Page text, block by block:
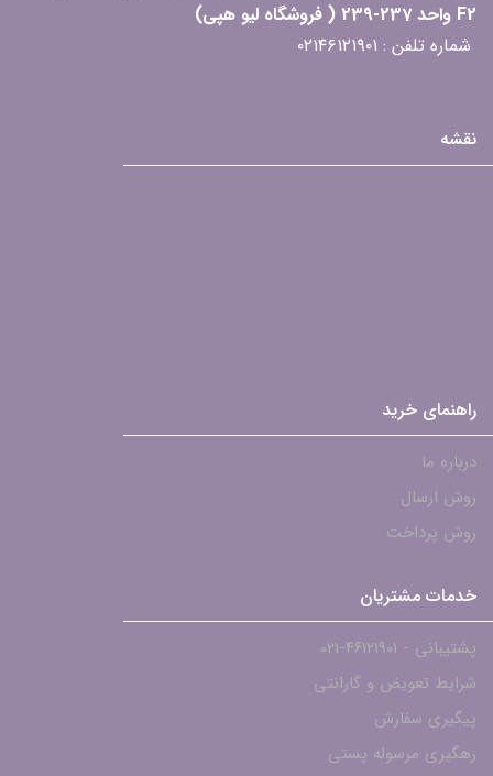
F2 واحد 237-239 ( فروشگاه لیو هپی)
شماره تلفن : ۰۲۱۴۶۱۲۱۹۰۱
نقشه
راهنمای خرید
درباره ما
روش ارسال
روش پرداخت
خدمات مشتریان
پشتیبانی - ۴۶۱۲۱۹۰۱-021
شرایط تعویض و گارانتی
پیگیری سفارش
رهگیری مرسوله پستی